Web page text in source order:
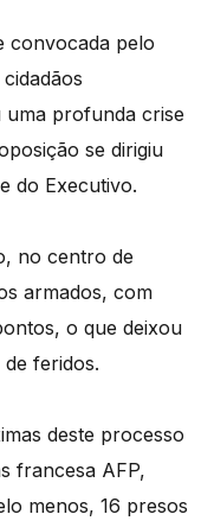
convocada pelo
uma profunda crise
se dirigiu
do Executivo.
no centro de
armados, com
o que deixou
feridos.
deste processo
francesa AFP,
menos, 16 presos